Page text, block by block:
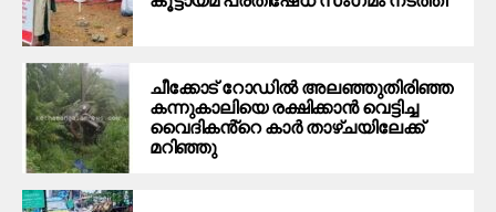
ചീക്കോട് റോഡിൽ അലഞ്ഞുതിരിഞ്ഞ
കന്നുകാലിയെ രക്ഷിക്കാൻ വെട്ടിച്ച
വൈദികൻ്റെ കാർ താഴ്ചയിലേക്ക്
മറിഞ്ഞു